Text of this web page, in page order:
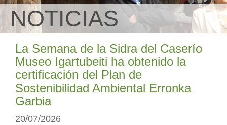
NOTICIAS
La Semana de la Sidra del Caserío
Museo Igartubeiti ha obtenido la
certificación del Plan de
Sostenibilidad Ambiental Erronka
Garbia
20/07/2026